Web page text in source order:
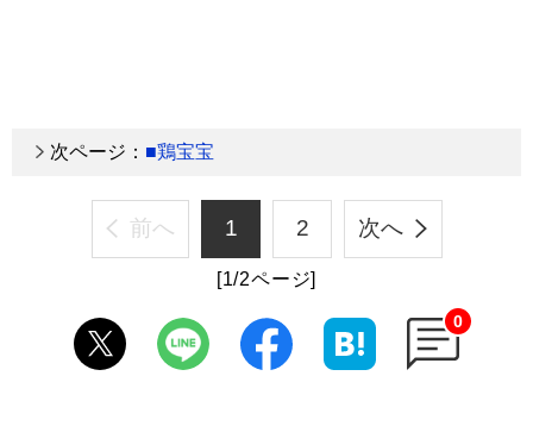
次ページ： ■鶏宝宝
前へ 1 2 次へ
[1/2ページ]
0